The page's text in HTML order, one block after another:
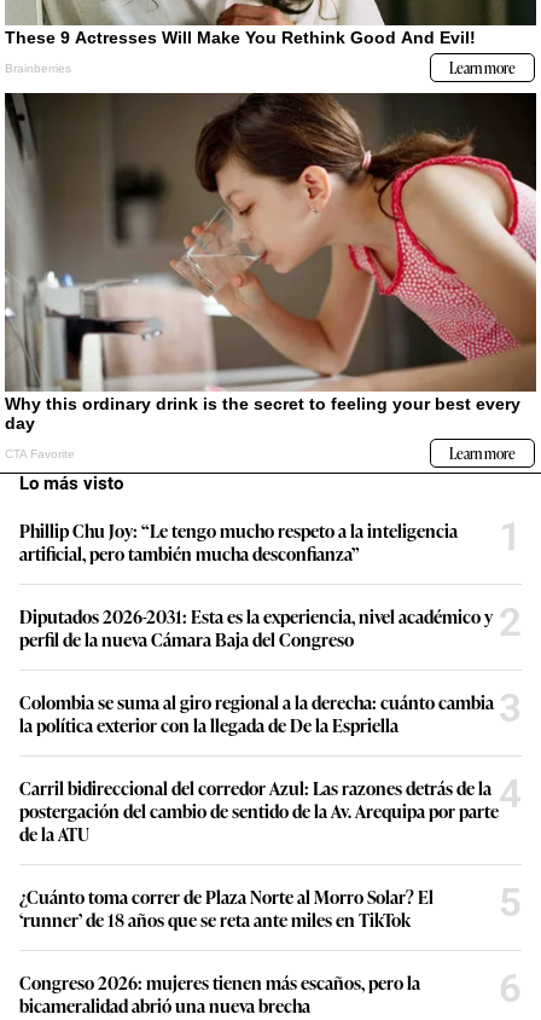
Lo más visto
Phillip Chu Joy: “Le tengo mucho respeto a la inteligencia
artificial, pero también mucha desconfianza”
1
Diputados 2026-2031: Esta es la experiencia, nivel académico y
perfil de la nueva Cámara Baja del Congreso
2
Colombia se suma al giro regional a la derecha: cuánto cambia
la política exterior con la llegada de De la Espriella
3
Carril bidireccional del corredor Azul: Las razones detrás de la
postergación del cambio de sentido de la Av. Arequipa por parte
de la ATU
4
¿Cuánto toma correr de Plaza Norte al Morro Solar? El
‘runner’ de 18 años que se reta ante miles en TikTok
5
Congreso 2026: mujeres tienen más escaños, pero la
bicameralidad abrió una nueva brecha
6